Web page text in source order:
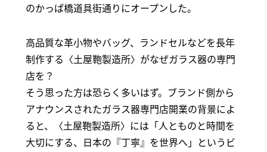
のかっぱ橋道具街通りにオープンした。
高品質な革小物やバッグ、ランドセルなどを長年
制作する〈土屋鞄製造所〉がなぜガラス器の専門
店を？
そう思った方は恐らく多いはず。ブランド側から
アナウンスされたガラス器専門店開業の背景によ
ると、〈土屋鞄製造所〉には「人とものと時間を
大切にする、日本の『丁寧』を世界へ」というビ